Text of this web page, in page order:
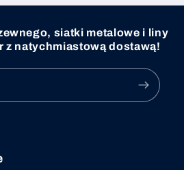
siatki metalowe i liny
z natychmiastową dostawą!